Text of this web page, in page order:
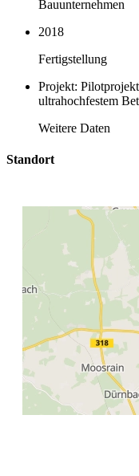
Bauunternehmen
2018
Fertigstellung
Projekt:
ultrahochfestem
Weitere Daten
Standort